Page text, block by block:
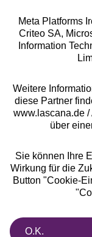
Alle Preise inkl. MwSt.,
** Bonität vorausgesetzt,
Meta Platforms
Criteo SA,
Information
Weitere
diese Partner
www.lascana.de
über
Sie können Ihre
Wirkung für die
Button "Cookie-
O.K.